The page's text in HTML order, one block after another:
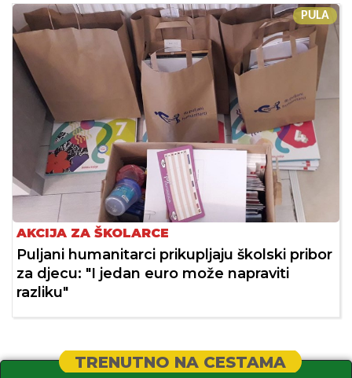
PULA
AKCIJA ZA ŠKOLARCE
Puljani humanitarci prikupljaju školski pribor
za djecu: "I jedan euro može napraviti
razliku"
TRENUTNO NA CESTAMA